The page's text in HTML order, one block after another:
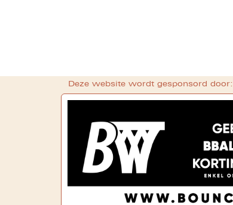
Deze website wordt gesponsord door: